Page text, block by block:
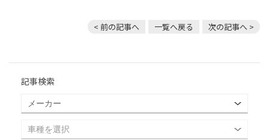
< 前の記事へ 一覧へ戻る 次の記事へ >
記事検索